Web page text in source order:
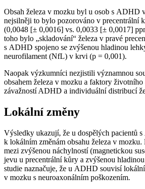
Obsah železa v mozku byl u osob s ADHD
nejsilněji to bylo pozorováno v precentrální
(0,0048 [± 0,0016] vs. 0,0033 [± 0,0017]
toho bylo „skladování“ železa v pravé
s ADHD spojeno se zvýšenou hladinou
neurofilament (NfL) v krvi (p = 0,001).
Naopak výzkumníci nezjistili významnou
obsahem železa v mozku a faktory
závažností ADHD a individuální distribucí
Lokální změny
Výsledky ukazují, že u dospělých pacientů
k lokálním změnám obsahu železa v mozku.
mezi zvýšenou náchylností (magnetickou
jevu u precentrální kůry a zvýšenou
studie naznačuje, že u ADHD souvisí
v mozku s neuroaxonálním poškozením.